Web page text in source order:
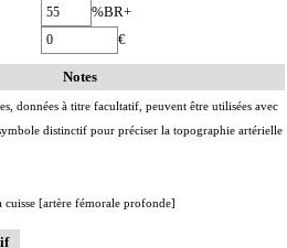
%BR+
€
Notes
données à titre facultatif, peuvent être utilisées avec
distinctif pour préciser la topographie artérielle
cuisse [artère fémorale profonde]